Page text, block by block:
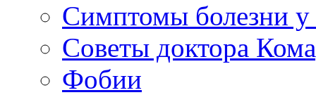
Симптомы болезни у
Советы доктора
Фобии